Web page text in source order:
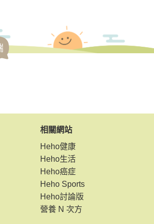
相關網站
Heho健康
Heho生活
Heho癌症
Heho Sports
Heho討論版
營養 N 次方